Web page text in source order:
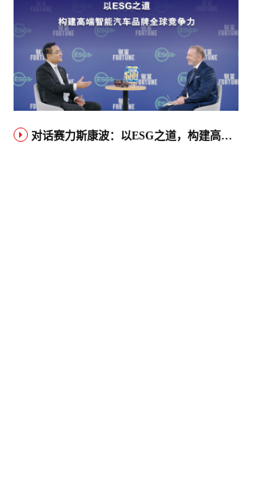
对话赛力斯康波：以ESG之道，构建高端智能汽车品牌全球竞争力